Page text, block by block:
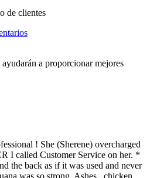
de clientes
a proporcionar mejores
! She (Sherene) overcharged
I called Customer Service on her. *
the back as if it was used and never